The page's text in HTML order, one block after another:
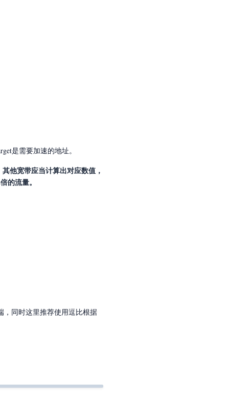
是需要加速的地址。
他宽带应当计算出对应数值，
的流量。
，同时这里推荐使用逗比根据